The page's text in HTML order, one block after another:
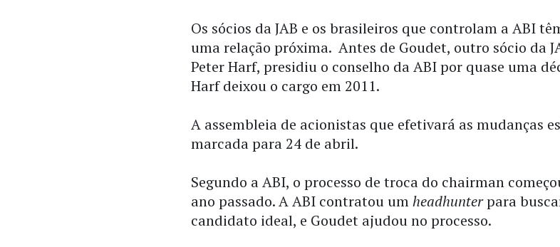
Os sócios da JAB e os brasileiros que controlam a ABI
uma relação próxima. Antes de Goudet, outro sócio da
Peter Harf, presidiu o conselho da ABI por quase uma
Harf deixou o cargo em 2011.
A assembleia de acionistas que efetivará as mudanças
marcada para 24 de abril.
Segundo a ABI, o processo de troca do chairman
ano passado. A ABI contratou umheadhunterpara
candidato ideal, e Goudet ajudou no processo.